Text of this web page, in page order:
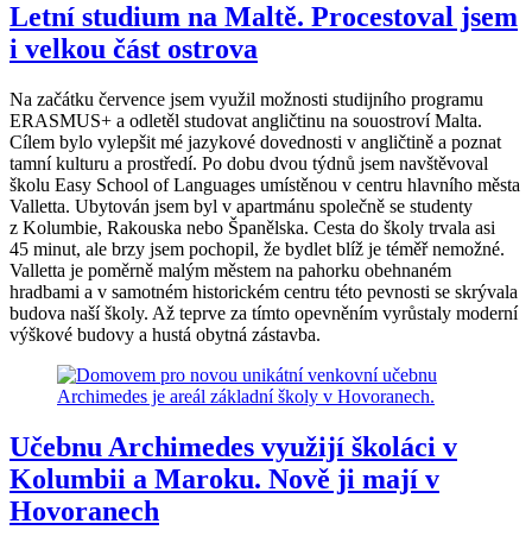
Letní studium na Maltě. Procestoval jsem
i velkou část ostrova
Na začátku července jsem využil možnosti studijního programu
ERASMUS+ a odletěl studovat angličtinu na souostroví Malta.
Cílem bylo vylepšit mé jazykové dovednosti v angličtině a poznat
tamní kulturu a prostředí. Po dobu dvou týdnů jsem navštěvoval
školu Easy School of Languages umístěnou v centru hlavního města
Valletta. Ubytován jsem byl v apartmánu společně se studenty
z Kolumbie, Rakouska nebo Španělska. Cesta do školy trvala asi
45 minut, ale brzy jsem pochopil, že bydlet blíž je téměř nemožné.
Valletta je poměrně malým městem na pahorku obehnaném
hradbami a v samotném historickém centru této pevnosti se skrývala
budova naší školy. Až teprve za tímto opevněním vyrůstaly moderní
výškové budovy a hustá obytná zástavba.
Učebnu Archimedes využijí školáci v
Kolumbii a Maroku. Nově ji mají v
Hovoranech